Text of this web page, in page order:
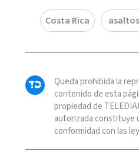
Costa Rica asaltos
Queda prohibida la
contenido de esta
propiedad de
autorizada constituye
conformidad con las